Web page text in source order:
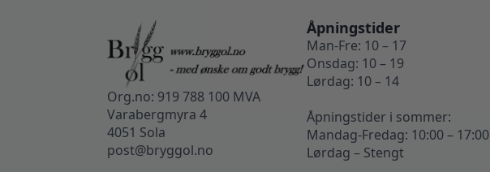
Org.no: 919 788 100 MVA
Varabergmyra 4
4051 Sola
post@bryggol.no
Åpningstider
Man-Fre: 10 – 17
Onsdag: 10 – 19
Lørdag: 10 – 14
Åpningstider i sommer:
Mandag-Fredag: 10:00 – 17:00
Lørdag – Stengt